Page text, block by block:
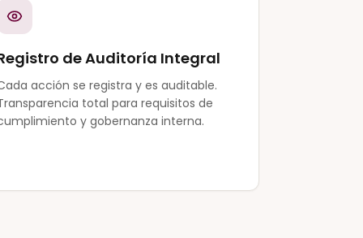
de Auditoría Integral
acción se registra y es auditable.
total para requisitos de
y gobernanza interna.